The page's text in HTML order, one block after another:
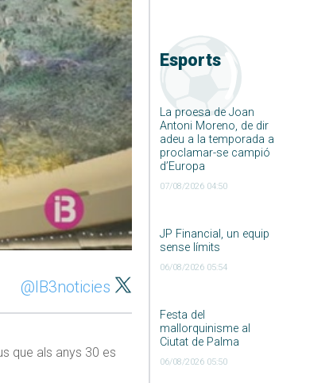
Esports
La proesa de Joan
Antoni Moreno, de dir
adeu a la temporada a
proclamar-se campió
d’Europa
07/08/2026 04:50
JP Financial, un equip
sense límits
06/08/2026 05:54
Festa del
mallorquinisme al
Ciutat de Palma
06/08/2026 05:50
@IB3noticies
que als anys 30 es